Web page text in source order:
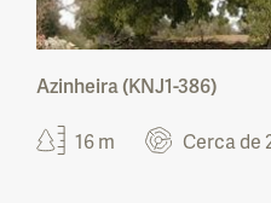
Paisagem
Bertiandos e S.
Paisagem
Azinheira (KNJ1-386)
16 m
Cerca de